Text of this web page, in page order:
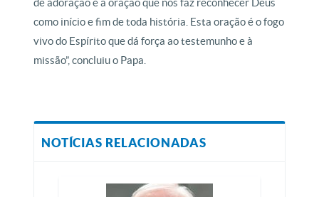
de adoração é a oração que nos faz reconhecer Deus
como início e fim de toda história. Esta oração é o fogo
vivo do Espírito que dá força ao testemunho e à
missão”, concluiu o Papa.
NOTÍCIAS RELACIONADAS